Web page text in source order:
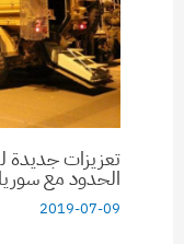
تعزيزات جديدة
الحدود مع سوريا
2019-07-09